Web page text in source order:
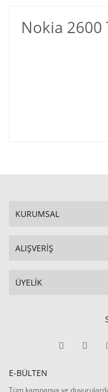
Nokia 2600
KURUMSAL
ALIŞVERİŞ
ÜYELİK
E-BÜLTEN
Tüm kampanya ve